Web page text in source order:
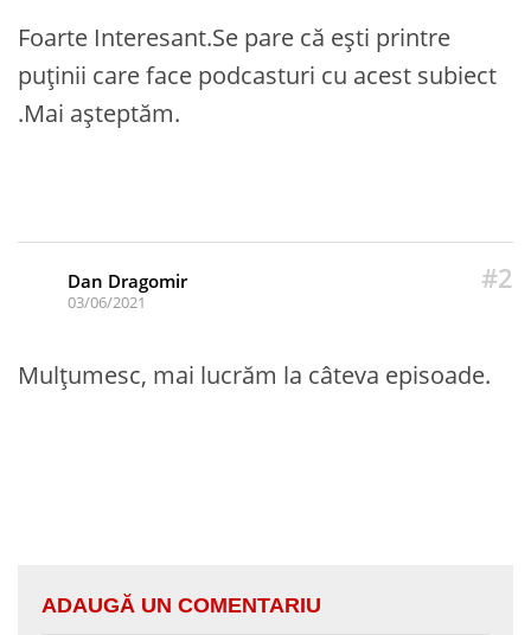
Foarte Interesant.Se pare că ești printre
puținii care face podcasturi cu acest subiect
.Mai așteptăm.
#2
Dan Dragomir
03/06/2021
Mulțumesc, mai lucrăm la câteva episoade.
ADAUGĂ UN COMENTARIU